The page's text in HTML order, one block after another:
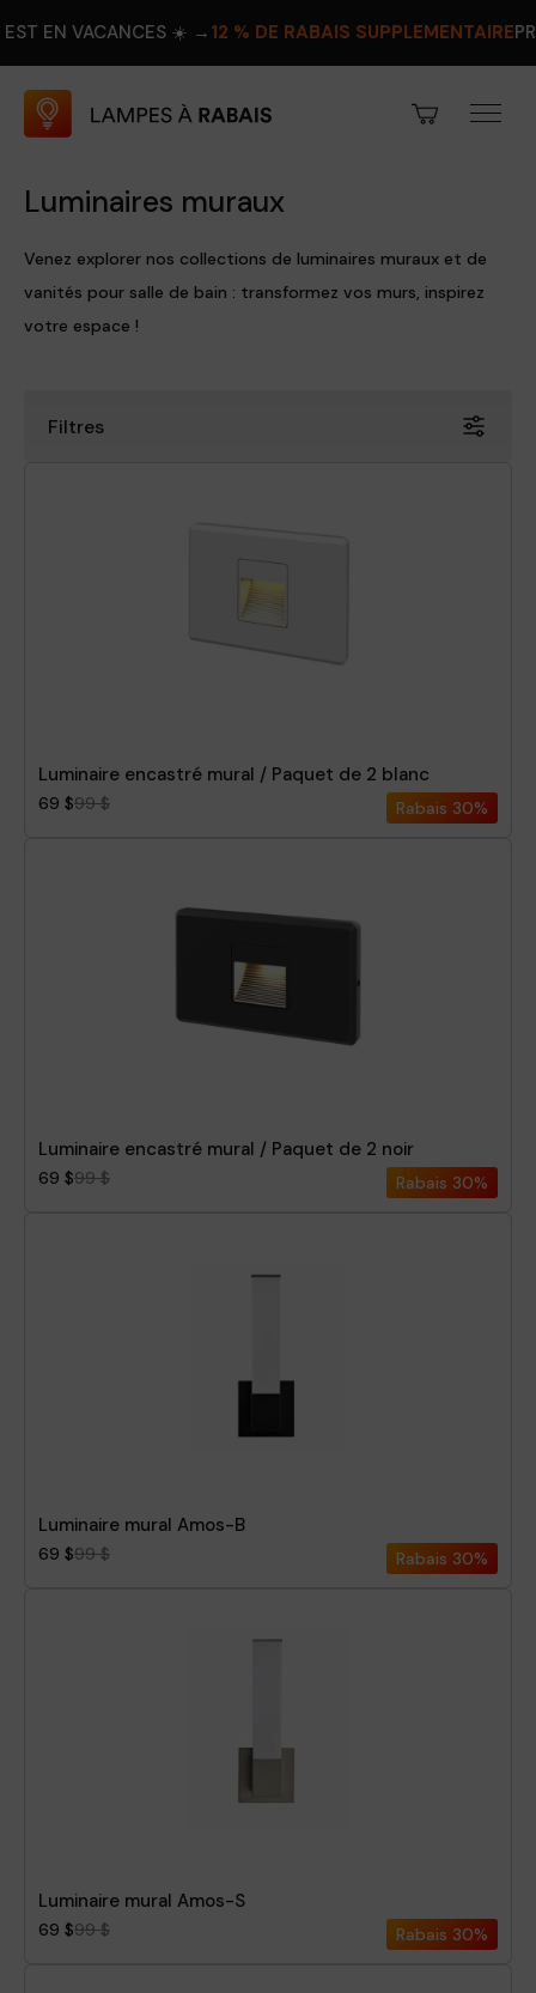
☀️ →12 % DE RABAIS SUPPLÉMENTAIREPROFITEZ-
Luminaires muraux
Venez explorer nos collections de luminaires muraux et de
vanités pour salle de bain : transformez vos murs, inspirez
votre espace !
Filtres
Luminaire encastré mural / Paquet de 2 blanc
69 $99 $ Rabais 30%
Luminaire encastré mural / Paquet de 2 noir
69 $99 $ Rabais 30%
Luminaire mural Amos-B
69 $99 $ Rabais 30%
Luminaire mural Amos-S
69 $99 $ Rabais 30%